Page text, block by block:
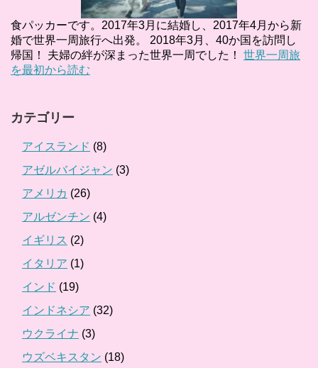
食パッカーです。2017年3月に結婚し、2017年4月から新
婚で世界一周旅行へ出発。 2018年3月、40か国を訪問し
帰国！ 夫婦の絆が深まった世界一周でした！ 世界一周旅
を最初から読む
カテゴリー
アイスランド (8)
アゼルバイジャン (3)
アメリカ (26)
アルゼンチン (4)
イギリス (2)
イタリア (1)
インド (19)
インドネシア (32)
ウクライナ (3)
ウズベキスタン (18)